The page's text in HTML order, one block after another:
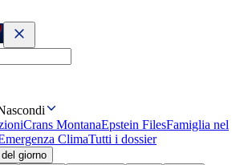
Crans MontanaEpstein FilesFamiglia nel
ClimaTutti i dossier
giorno